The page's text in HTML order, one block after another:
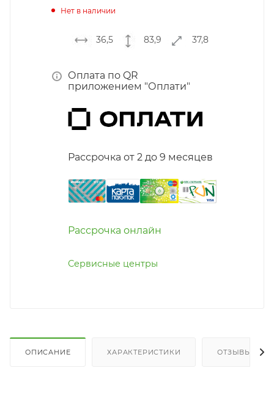
Нет в наличии
36,5 83,9 37,8
Оплата по QR
приложением "Оплати"
Рассрочка от 2 до 9 месяцев
Рассрочка онлайн
Сервисные центры
ОПИСАНИЕ ХАРАКТЕРИСТИКИ ОТЗЫВЫ